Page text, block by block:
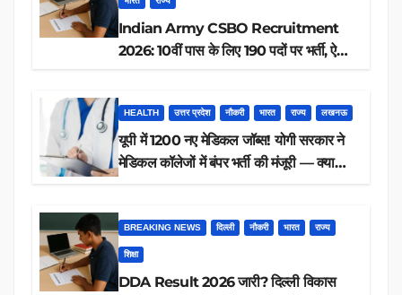
Indian Army CSBO Recruitment
2026: 10वीं पास के लिए 190 पदों पर भर्ती, ऐसे
HEALTH उत्तर प्रदेश नौकरी भारत राज्य लखनऊ
यूपी में 1200 नए मेडिकल जॉब्स! योगी सरकार ने
मेडिकल कॉलेजों में बंपर भर्ती की मंजूरी — क्या
BREAKING NEWS दिल्ली नौकरी भारत राज्य
शिक्षा
DDA Result 2026 जारी? दिल्ली विकास